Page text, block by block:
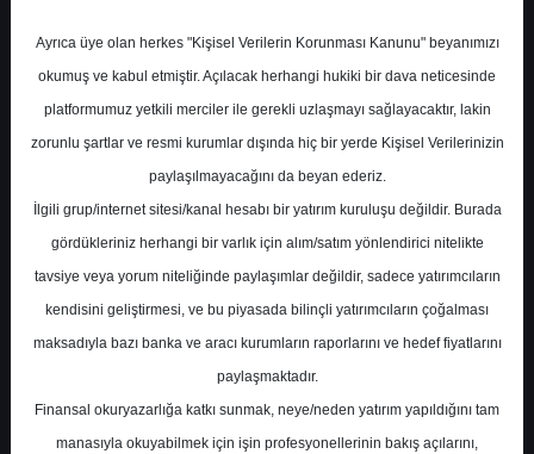
0
Get.
0
Pazartesi, 11 Mayıs 2026
En Yüksek Tahmin 71,05 ₺
Ortalama Fiyat Tahmini 64,19 ₺
Ortalama Getiri Potansiyeli %53.27
Ayrıca üye olan herkes "Kişisel Verilerin Korunması Kanunu" beyanımızı
okumuş ve kabul etmiştir. Açılacak herhangi hukiki bir dava neticesinde
platformumuz yetkili merciler ile gerekli uzlaşmayı sağlayacaktır, lakin
zorunlu şartlar ve resmi kurumlar dışında hiç bir yerde Kişisel Verilerinizin
paylaşılmayacağını da beyan ederiz.
İlgili grup/internet sitesi/kanal hesabı bir yatırım kuruluşu değildir. Burada
gördükleriniz herhangi bir varlık için alım/satım yönlendirici nitelikte
tavsiye veya yorum niteliğinde paylaşımlar değildir, sadece yatırımcıların
kendisini geliştirmesi, ve bu piyasada bilinçli yatırımcıların çoğalması
maksadıyla bazı banka ve aracı kurumların raporlarını ve hedef fiyatlarını
paylaşmaktadır.
Finansal okuryazarlığa katkı sunmak, neye/neden yatırım yapıldığını tam
manasıyla okuyabilmek için işin profesyonellerinin bakış açılarını,